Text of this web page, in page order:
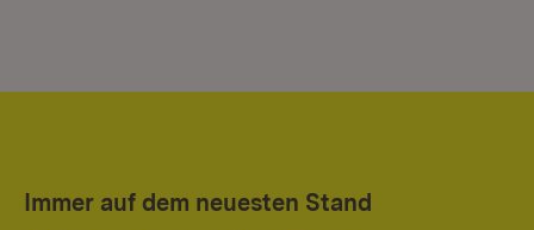
Immer auf dem neuesten Stand